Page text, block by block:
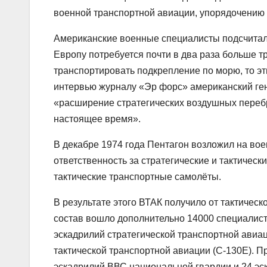
военной транспортной авиации,
Американские военные специалисты
Европу потребуется почти в два раза больше
транспортировать подкрепление по морю, то
интервью журналу «Эр форс» американский
«расширение стратегических воздушных
настоящее время».
В декабре 1974 года Пентагон возложил на
ответственность за стратегические и
тактические транспортные самолёты.
В результате этого ВТАК получило от
состав вошло дополнительно 14000
эскадрилий стратегической транспортной
тактической транспортной авиации (С-130Е).